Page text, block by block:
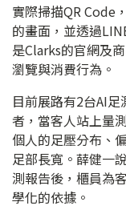
實際掃描QR Code
的畫面，並透過
是Clarks的官網及
瀏覽與消費行為。
目前展路有2台AI
者，當客人站上量
個人的足壓分布、
足部長寬。薛健一
測報告後，櫃員為
學化的依據。